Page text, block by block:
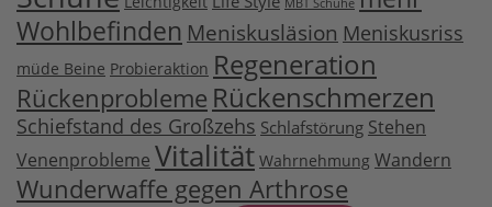
MBT Schuhe
Wohlbefinden Meniskusläsion Meniskusriss
müde Beine Probieraktion Regeneration
Rückenprobleme Rückenschmerzen
Schiefstand des Großzehs Schlafstörung Stehen
Venenprobleme Vitalität Wahrnehmung Wandern
Wunderwaffe gegen Arthrose